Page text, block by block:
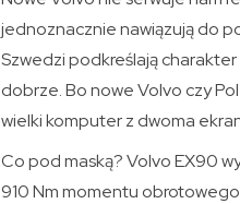
jednoznacznie nawiązują do
Szwedzi podkreślają
dobrze. Bo nowe Volvo czy
wielki komputer z dwoma
Co pod maską? Volvo EX90
910 Nm momentu